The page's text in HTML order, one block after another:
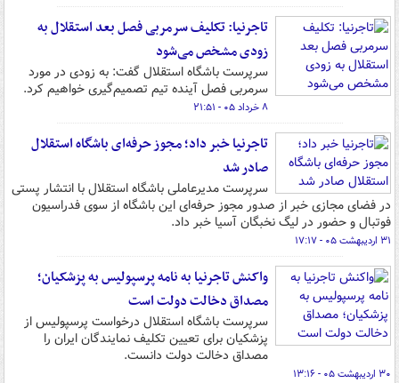
تاجرنیا: تکلیف سرمربی فصل بعد استقلال به
زودی مشخص می‌شود
سرپرست باشگاه استقلال گفت: به زودی در مورد
سرمربی فصل آینده تیم تصمیم‌گیری خواهیم کرد.
۸ خرداد ۰۵ - ۲۱:۵۱
تاجرنیا خبر داد؛ مجوز حرفه‌ای باشگاه استقلال
صادر شد
سرپرست مدیرعاملی باشگاه استقلال با انتشار پستی
در فضای مجازی خبر از صدور مجوز حرفه‌ای این باشگاه از سوی فدراسیون
فوتبال و حضور در لیگ نخبگان آسیا خبر داد.
۳۱ اردیبهشت ۰۵ - ۱۷:۱۷
واکنش تاجرنیا به نامه پرسپولیس به پزشکیان؛
مصداق دخالت دولت است
سرپرست باشگاه استقلال درخواست پرسپولیس از
پزشکیان برای تعیین تکلیف نمایندگان ایران را
مصداق دخالت دولت دانست.
۳۰ اردیبهشت ۰۵ - ۱۳:۱۶